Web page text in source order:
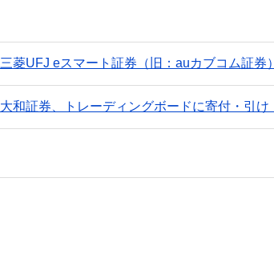
三菱UFJ eスマート証券（旧：auカブコム証券
大和証券、トレーディングボードに寄付・引